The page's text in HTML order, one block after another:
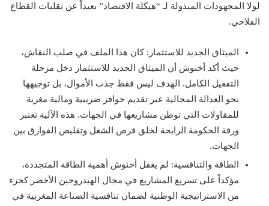
لولا المجهودات المبذولة لـ “هيكلة الاقتصاد” بعيداً عن تقلبات القطاع
الفلاحي.
الميثاق الجديد للاستثمار: كان هذا الملف في صلب النقاش،
حيث أكد أخنوش أن الميثاق الجديد للاستثمار دخل مرحلة
التفعيل الكامل. الهدف ليس فقط جذب الأموال، بل توجيهها
نحو العدالة المجالية عبر تقديم حوافز ضريبية ومالية مغرية
للمقاولات التي توطن مشاريعها في الجهات. هذه الآلية تعتبر
ورقة الحكومة الرابحة لخلق فرص الشغل وتقليص الفوارق بين
الجهات.
الطاقة والتنافسية: لم يغفل أخنوش أهمية الطاقة المتجددة،
مؤكداً على تسريع المشاريع في مجال الهيدروجين الأخضر كجزء
من الاستراتيجية الوطنية لضمان تنافسية الصناعة المغربية في